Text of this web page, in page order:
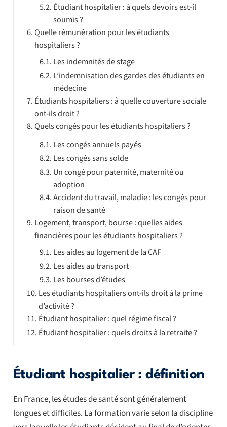
Étudiant hospitalier : définition
En France, les études de santé sont généralement
longues et difficiles. La formation varie selon la discipline
Étudiant hospitalier : à quels devoirs est-il
soumis ?
Quelle rémunération pour les étudiants
hospitaliers ?
Les indemnités de stage
L’indemnisation des gardes des étudiants en
médecine
Étudiants hospitaliers : à quelle couverture sociale
ont-ils droit ?
Quels congés pour les étudiants hospitaliers ?
Les congés annuels payés
Les congés sans solde
Un congé pour paternité, maternité ou
adoption
Accident du travail, maladie : les congés pour
raison de santé
Logement, transport, bourse : quelles aides
financières pour les étudiants hospitaliers ?
Les aides au logement de la CAF
Les aides au transport
Les bourses d’études
Les étudiants hospitaliers ont-ils droit à la prime
d’activité ?
Étudiant hospitalier : quel régime fiscal ?
Étudiant hospitalier : quels droits à la retraite ?